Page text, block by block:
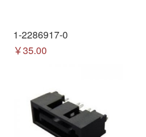
1-2286917-0
￥35.00